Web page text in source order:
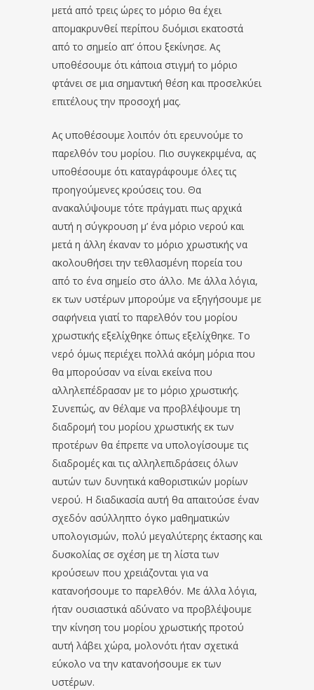
μετά από τρεις ώρες το μόριο θα έχει
απομακρυνθεί περίπου δυόμισι εκατοστά
από το σημείο απ’ όπου ξεκίνησε. Ας
υποθέσουμε ότι κάποια στιγμή το μόριο
φτάνει σε μια σημαντική θέση και προσελκύει
επιτέλους την προσοχή μας.
Ας υποθέσουμε λοιπόν ότι ερευνούμε το
παρελθόν του μορίου. Πιο συγκεκριμένα, ας
υποθέσουμε ότι καταγράφουμε όλες τις
προηγούμενες κρούσεις του. Θα
ανακαλύψουμε τότε πράγματι πως αρχικά
αυτή η σύγκρουση μ’ ένα μόριο νερού και
μετά η άλλη έκαναν το μόριο χρωστικής να
ακολουθήσει την τεθλασμένη πορεία του
από το ένα σημείο στο άλλο. Με άλλα λόγια,
εκ των υστέρων μπορούμε να εξηγήσουμε με
σαφήνεια γιατί το παρελθόν του μορίου
χρωστικής εξελίχθηκε όπως εξελίχθηκε. Το
νερό όμως περιέχει πολλά ακόμη μόρια που
θα μπορούσαν να είναι εκείνα που
αλληλεπέδρασαν με το μόριο χρωστικής.
Συνεπώς, αν θέλαμε να προβλέψουμε τη
διαδρομή του μορίου χρωστικής εκ των
προτέρων θα έπρεπε να υπολογίσουμε τις
διαδρομές και τις αλληλεπιδράσεις όλων
αυτών των δυνητικά καθοριστικών μορίων
νερού. Η διαδικασία αυτή θα απαιτούσε έναν
σχεδόν ασύλληπτο όγκο μαθηματικών
υπολογισμών, πολύ μεγαλύτερης έκτασης και
δυσκολίας σε σχέση με τη λίστα των
κρούσεων που χρειάζονται για να
κατανοήσουμε το παρελθόν. Με άλλα λόγια,
ήταν ουσιαστικά αδύνατο να προβλέψουμε
την κίνηση του μορίου χρωστικής προτού
αυτή λάβει χώρα, μολονότι ήταν σχετικά
εύκολο να την κατανοήσουμε εκ των
υστέρων.